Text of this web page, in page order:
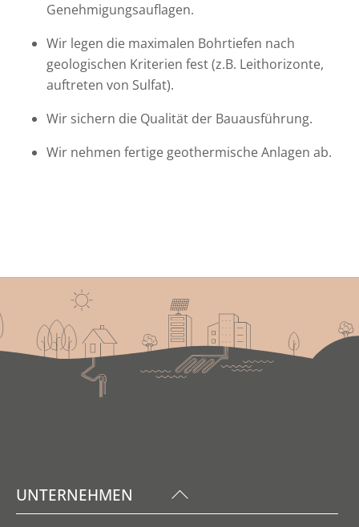
Genehmigungsauflagen.
Wir legen die maximalen Bohrtiefen nach
geologischen Kriterien fest (z.B. Leithorizonte,
auftreten von Sulfat).
Wir sichern die Qualität der Bauausführung.
Wir nehmen fertige geothermische Anlagen ab.
Back
To
UNTERNEHMEN